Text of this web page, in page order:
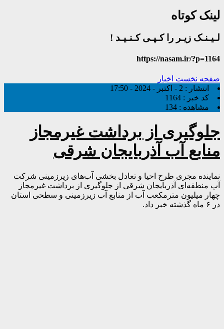
لینک کوتاه
لـیـنـک زیـر را کـپـی کـنـیـد !
https://nasam.ir/?p=1164
صفحه نخست اخبار
انتشار : 2 - اکتبر - 2024 - 17:50
کد خبر : 1164
مشاهده : 134
جلوگیری از برداشت غیرمجاز
منابع آب آذربایجان شرقی
نماینده مجری طرح احیا و تعادل بخشی آب‌های زیرزمینی شرکت
آب منطقه‌ای آذربایجان شرقی از جلوگیری از برداشت غیرمجاز
چهار میلیون مترمکعب آب از منابع آب زیرزمینی و سطحی استان
در ۶ ماه گذشته خبر داد.